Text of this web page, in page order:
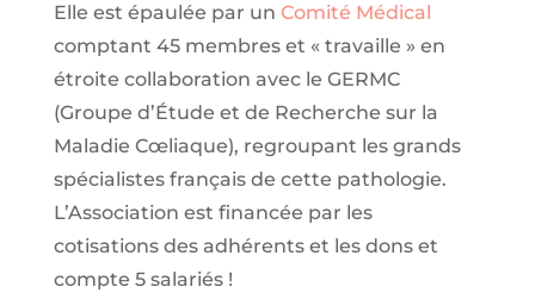
Elle est épaulée par un Comité Médical
comptant 45 membres et « travaille » en
étroite collaboration avec le GERMC
(Groupe d’Étude et de Recherche sur la
Maladie Cœliaque), regroupant les grands
spécialistes français de cette pathologie.
L’Association est financée par les
cotisations des adhérents et les dons et
compte 5 salariés !